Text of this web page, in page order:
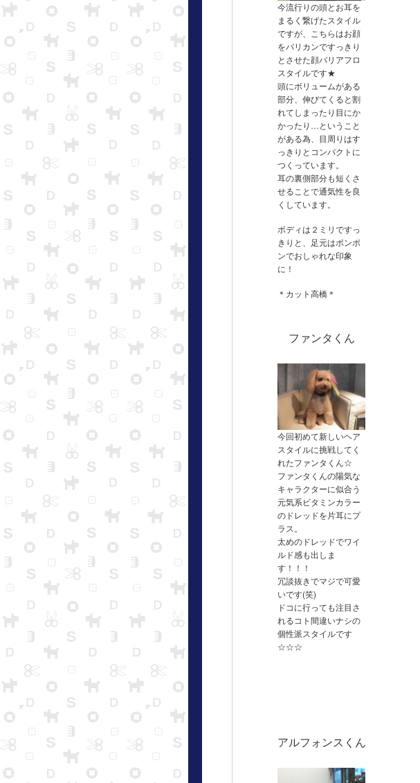
今流行りの頭とお耳を
まるく繋げたスタイル
ですが、こちらはお顔
をバリカンですっきり
とさせた顔バリアフロ
スタイルです★
頭にボリュームがある
部分、伸びてくると割
れてしまったり目にか
かったり…ということ
がある為、目周りはす
っきりとコンパクトに
つくっています。
耳の裏側部分も短くさ
せることで通気性を良
くしています。
ボディは２ミリですっ
きりと、足元はポンポ
ンでおしゃれな印象
に！
＊カット高橋＊
ファンタくん
今回初めて新しいヘア
スタイルに挑戦してく
れたファンタくん☆
ファンタくんの陽気な
キャラクターに似合う
元気系ビタミンカラー
のドレッドを片耳にプ
ラス。
太めのドレッドでワイ
ルド感も出しま
す！！！
冗談抜きでマジで可愛
いです(笑)
ドコに行っても注目さ
れるコト間違いナシの
個性派スタイルです
☆☆☆
アルフォンスくん